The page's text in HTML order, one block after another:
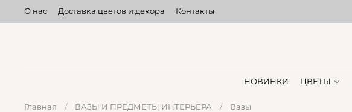
О нас Доставка цветов и декора Контакты
НОВИНКИ ЦВЕТЫ
Главная ВАЗЫ И ПРЕДМЕТЫ ИНТЕРЬЕРА Вазы